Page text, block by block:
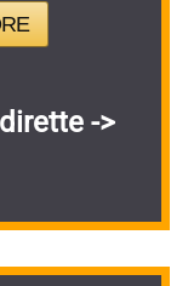
->